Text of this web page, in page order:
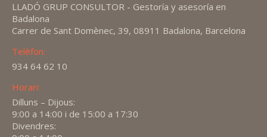
LLADÓ GRUP CONSULTOR - Gestoría y asesoría en
Badalona
Carrer de Sant Domènec, 39, 08911 Badalona, Barcelona
Telèfon:
934 64 62 10
Horari:
Dilluns – Dijous:
9:00 a 14:00 i de 15:00 a 17:30
Divendres: